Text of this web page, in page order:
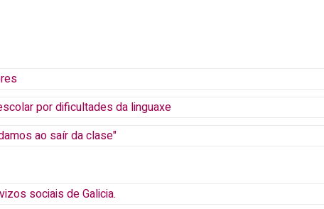
por dificultades da linguaxe
ao saír da clase"
sociais de Galicia.